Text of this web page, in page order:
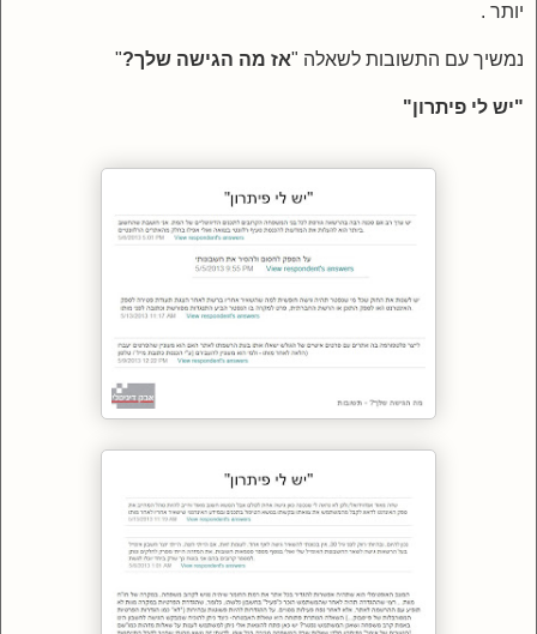
יותר .
נמשיך עם התשובות לשאלה "אז מה הגישה שלך?"
"יש לי פיתרון"